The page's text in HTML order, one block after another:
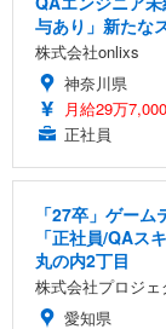
与あり」新たな
株式会社onlixs
神奈川県
月給29万
正社員
「27卒」ゲー
「正社員/QAス
丸の内2丁目
株式会社プロジ
愛知県